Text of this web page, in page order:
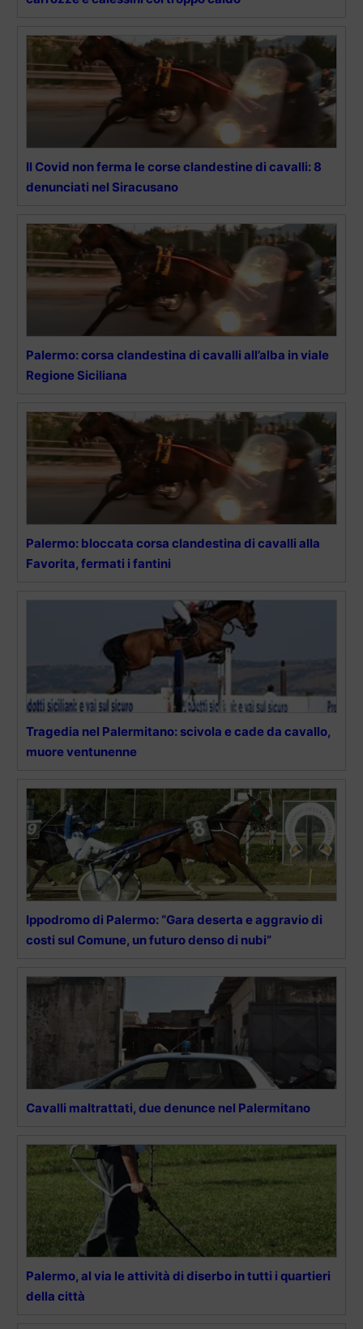
Il Covid non ferma le corse clandestine di cavalli: 8
denunciati nel Siracusano
Palermo: corsa clandestina di cavalli all’alba in viale
Regione Siciliana
Palermo: bloccata corsa clandestina di cavalli alla
Favorita, fermati i fantini
Tragedia nel Palermitano: scivola e cade da cavallo,
muore ventunenne
Ippodromo di Palermo: “Gara deserta e aggravio di
costi sul Comune, un futuro denso di nubi”
Cavalli maltrattati, due denunce nel Palermitano
Palermo, al via le attività di diserbo in tutti i quartieri
della città